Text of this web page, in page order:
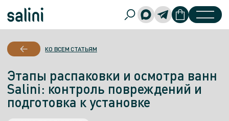
КО ВСЕМ СТАТЬЯМ
Этапы распаковки и осмотра ванн
Salini: контроль повреждений и
подготовка к установке